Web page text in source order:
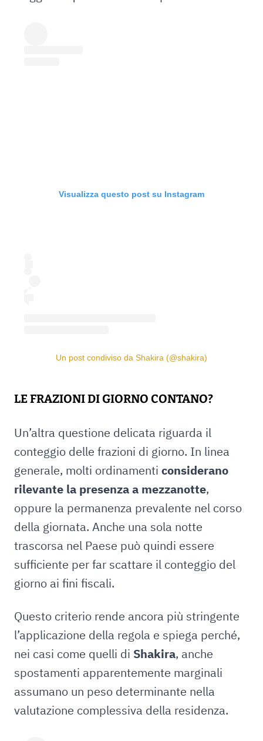
Visualizza questo post su Instagram
Un post condiviso da Shakira (@shakira)
LE FRAZIONI DI GIORNO CONTANO?
Un’altra questione delicata riguarda il
conteggio delle frazioni di giorno. In linea
generale, molti ordinamenti considerano
rilevante la presenza a mezzanotte,
oppure la permanenza prevalente nel corso
della giornata. Anche una sola notte
trascorsa nel Paese può quindi essere
sufficiente per far scattare il conteggio del
giorno ai fini fiscali.
Questo criterio rende ancora più stringente
l’applicazione della regola e spiega perché,
nei casi come quelli di Shakira, anche
spostamenti apparentemente marginali
assumano un peso determinante nella
valutazione complessiva della residenza.